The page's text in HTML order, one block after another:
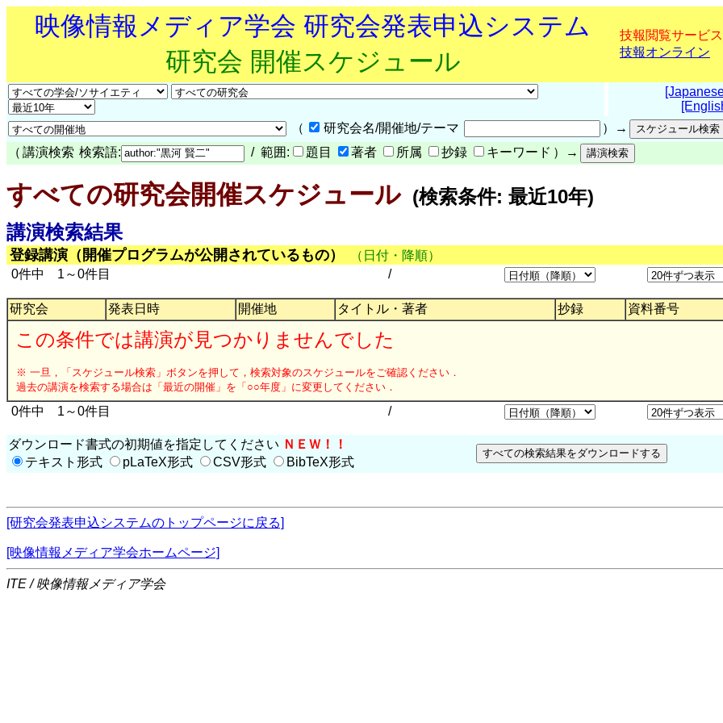
映像情報メディア学会 研究会発表申込システム
研究会 開催スケジュール
技報閲覧サービス
技報オンライン
（
研究会名/開催地/テーマ
）→
（ 講演検索 検索語: / 範囲: 題目 著者 所属 抄録 キーワード ）→
すべての研究会開催スケジュール(検索条件: 最近10年)
講演検索結果
登録講演（開催プログラムが公開されているもの）
（日付・降順）
0件中 1～0件目
/
研究会 発表日時 開催地 タイトル・著者 抄録 資料番号
この条件では講演が見つかりませんでした
※ 一旦，「スケジュール検索」ボタンを押して，検索対象のスケジュールをご確認ください．
過去の講演を検索する場合は「最近の開催」を「○○年度」に変更してください．
0件中 1～0件目 /
ダウンロード書式の初期値を指定してください ＮＥＷ！！
テキスト形式
pLaTeX形式 CSV形式 BibTeX形式
[研究会発表申込システムのトップページに戻る]
[映像情報メディア学会ホームページ]
ITE / 映像情報メディア学会